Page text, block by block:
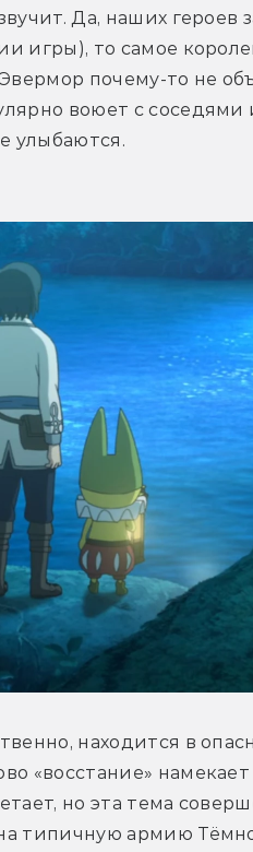
Да, наших
игры), то самое
Эвермор почему-то не
воюет с соседями
улыбаются.
находится в
«восстание»
но эта тема
типичную армию